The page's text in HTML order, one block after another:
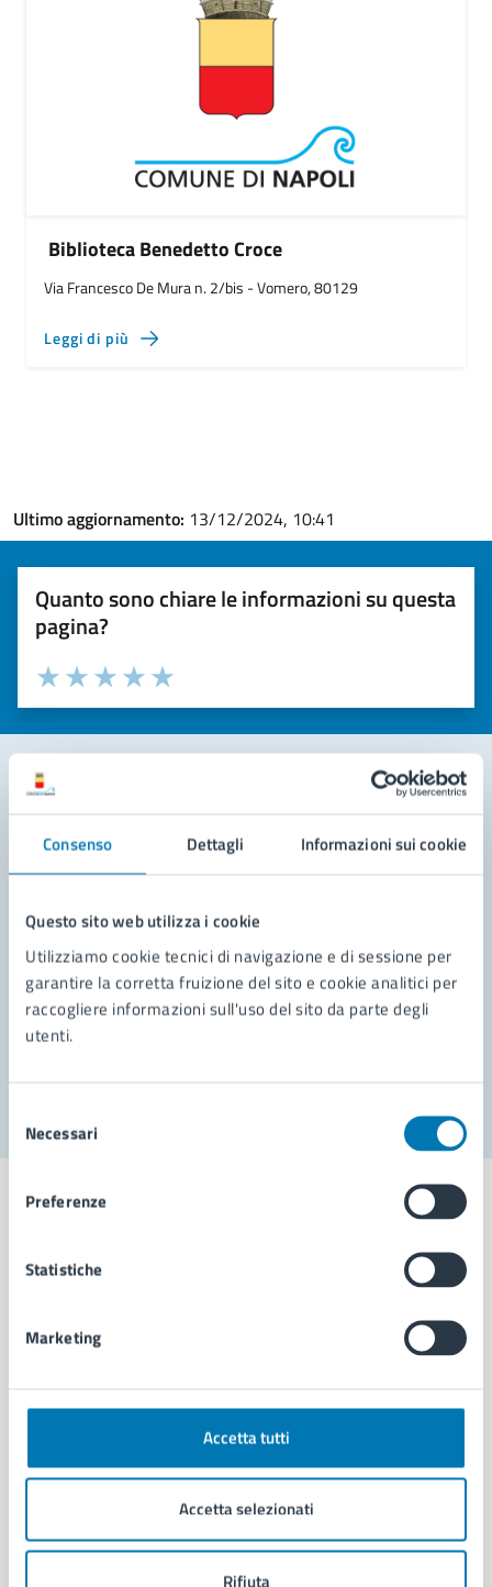
Consenso Dettagli Informazioni sui cookie
Questo sito web utilizza i cookie
Utilizziamo cookie tecnici di navigazione e di sessione per
garantire la corretta fruizione del sito e cookie analitici per
raccogliere informazioni sull'uso del sito da parte degli
utenti.
delNecessari
Preferenze
Statistiche
Marketing
Accetta tutti
Accetta selezionati
Rifiuta
Biblioteca Benedetto Croce
Via Francesco De Mura n. 2/bis - Vomero, 80129
Leggi di più
Ultimo aggiornamento: 13/12/2024, 10:41
Quanto sono chiare le informazioni su questa
pagina?
Valuta la chiarezza delle informazioni (da 1 a 5 stelle)
Seleziona il numero di stelle per valutare la chiarezza delle
Valuta 5 stelle su 5
Valuta 4 stelle su 5
Valuta 3 stelle su 5
Valuta 2 stelle su 5
Valuta 1 stelle su 5
Leggi le domande frequenti
Richiedi assistenza
Prenota appuntamento
Problemi in città
Comune di Napoli
AMMINISTRAZIONE
Organi di governo
Enti e fondazioni
Personale amministrativo